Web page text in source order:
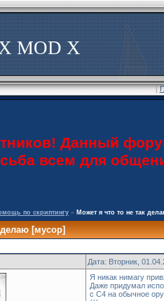
MOD X
[
Данный
всем для
по скриптингу » Может я что то не так
[мусор]
Дата: Вторник,
Я никак нимагу
Даже придумал
с С4 на обычное